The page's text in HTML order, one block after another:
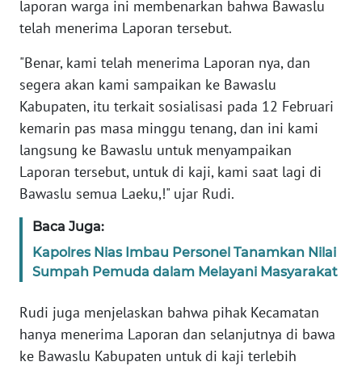
laporan warga ini membenarkan bahwa Bawaslu
telah menerima Laporan tersebut.
"Benar, kami telah menerima Laporan nya, dan
segera akan kami sampaikan ke Bawaslu
Kabupaten, itu terkait sosialisasi pada 12 Februari
kemarin pas masa minggu tenang, dan ini kami
langsung ke Bawaslu untuk menyampaikan
Laporan tersebut, untuk di kaji, kami saat lagi di
Bawaslu semua Laeku,!" ujar Rudi.
Baca Juga:
Kapolres Nias Imbau Personel Tanamkan Nilai
Sumpah Pemuda dalam Melayani Masyarakat
Rudi juga menjelaskan bahwa pihak Kecamatan
hanya menerima Laporan dan selanjutnya di bawa
ke Bawaslu Kabupaten untuk di kaji terlebih
SERAMBI
JAMBI
WN
SULTRA
WN
NTB
WN
SULTENG
SULBAR
WN